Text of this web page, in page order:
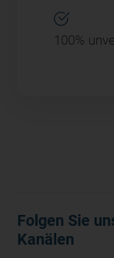
100%
Folgen Sie
Kanälen